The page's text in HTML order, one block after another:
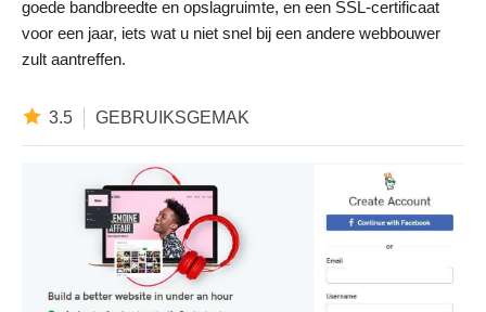
goede bandbreedte en opslagruimte, en een SSL-certificaat
voor een jaar, iets wat u niet snel bij een andere webbouwer
zult aantreffen.
3.5 GEBRUIKSGEMAK